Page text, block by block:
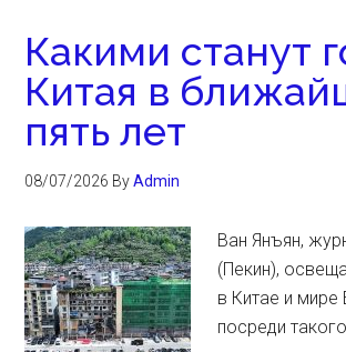
Какими станут
Китая в
пять лет
08/07/2026 ByAdmin
Ван Янъян,
(Пекин),
в Китае и мире
посреди